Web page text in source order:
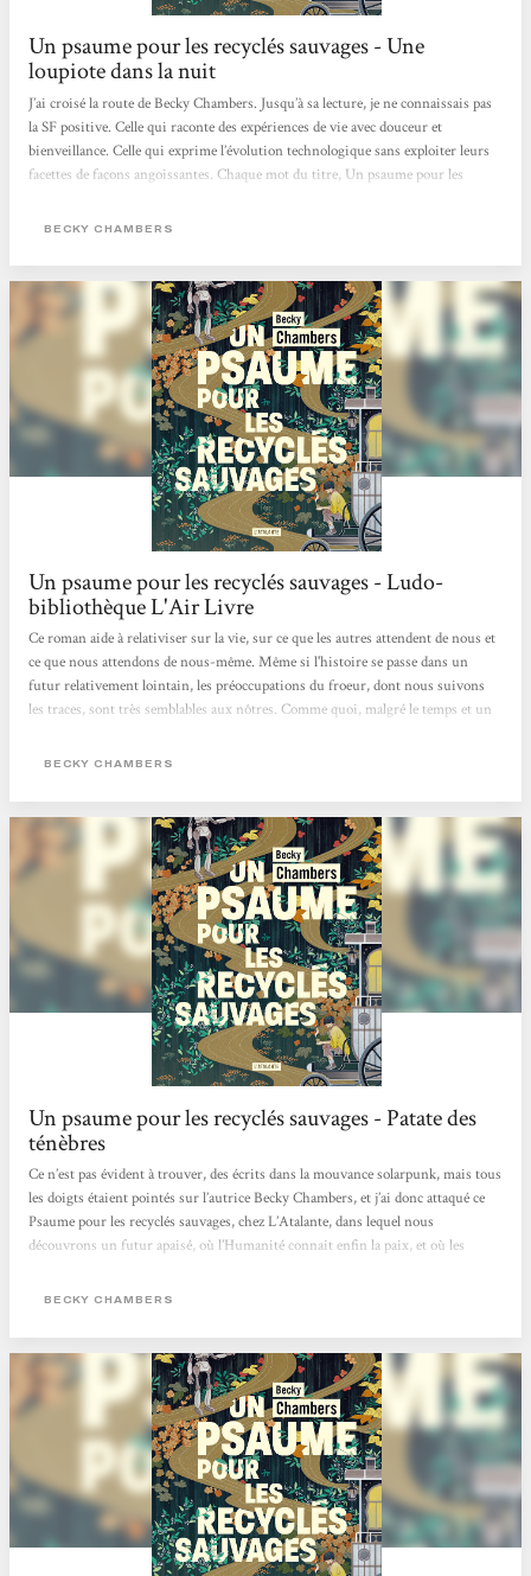
Un psaume pour les recyclés sauvages - Une
loupiote dans la nuit
J’ai croisé la route de Becky Chambers. Jusqu’à sa lecture, je ne connaissais pas
la SF positive. Celle qui raconte des expériences de vie avec douceur et
bienveillance. Celle qui exprime l’évolution technologique sans exploiter leurs
facettes de façons angoissantes. Chaque mot du titre, Un psaume pour les
pleine de réflexions. J’ai abordé ce recueil de préceptes sages pas à pas, un
m’imprégner d’eux pour garder ce qui me serait...
BECKY CHAMBERS
Un psaume pour les recyclés sauvages - Ludo-
bibliothèque L'Air Livre
Ce roman aide à relativiser sur la vie, sur ce que les autres attendent de nous et
ce que nous attendons de nous-même. Même si l'histoire se passe dans un
futur relativement lointain, les préoccupations du froeur, dont nous suivons
les traces, sont très semblables aux nôtres. Comme quoi, malgré le temps et un
fiction pleine de positivité qui se lit d’une traite ! (Et qui me donne d'ailleurs
Bibliothécaire à Ciney
BECKY CHAMBERS
Un psaume pour les recyclés sauvages - Patate des
ténèbres
Ce n’est pas évident à trouver, des écrits dans la mouvance solarpunk, mais tous
les doigts étaient pointés sur l’autrice Becky Chambers, et j’ai donc attaqué ce
Psaume pour les recyclés sauvages, chez L’Atalante, dans lequel nous
découvrons un futur apaisé, où l’Humanité connait enfin la paix, et où les
une pluie de missiles sur leurs créateurs, mais plutôt à se retirer, jusqu’à
BECKY CHAMBERS